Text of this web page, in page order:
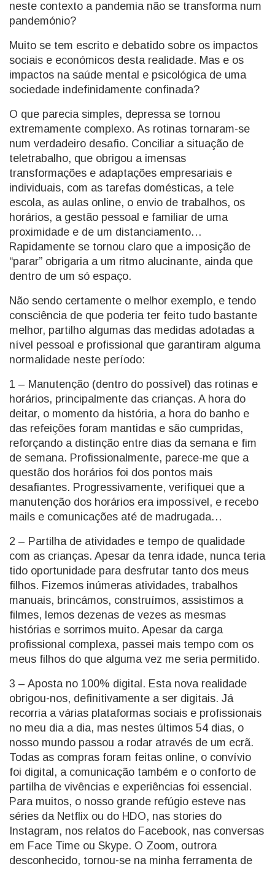
neste contexto a pandemia não se transforma num
pandemónio?
Muito se tem escrito e debatido sobre os impactos
sociais e económicos desta realidade. Mas e os
impactos na saúde mental e psicológica de uma
sociedade indefinidamente confinada?
O que parecia simples, depressa se tornou
extremamente complexo. As rotinas tornaram-se
num verdadeiro desafio. Conciliar a situação de
teletrabalho, que obrigou a imensas
transformações e adaptações empresariais e
individuais, com as tarefas domésticas, a tele
escola, as aulas online, o envio de trabalhos, os
horários, a gestão pessoal e familiar de uma
proximidade e de um distanciamento…
Rapidamente se tornou claro que a imposição de
“parar” obrigaria a um ritmo alucinante, ainda que
dentro de um só espaço.
Não sendo certamente o melhor exemplo, e tendo
consciência de que poderia ter feito tudo bastante
melhor, partilho algumas das medidas adotadas a
nível pessoal e profissional que garantiram alguma
normalidade neste período:
1 – Manutenção (dentro do possível) das rotinas e
horários, principalmente das crianças. A hora do
deitar, o momento da história, a hora do banho e
das refeições foram mantidas e são cumpridas,
reforçando a distinção entre dias da semana e fim
de semana. Profissionalmente, parece-me que a
questão dos horários foi dos pontos mais
desafiantes. Progressivamente, verifiquei que a
manutenção dos horários era impossível, e recebo
mails e comunicações até de madrugada…
2 – Partilha de atividades e tempo de qualidade
com as crianças. Apesar da tenra idade, nunca teria
tido oportunidade para desfrutar tanto dos meus
filhos. Fizemos inúmeras atividades, trabalhos
manuais, brincámos, construímos, assistimos a
filmes, lemos dezenas de vezes as mesmas
histórias e sorrimos muito. Apesar da carga
profissional complexa, passei mais tempo com os
meus filhos do que alguma vez me seria permitido.
3 – Aposta no 100% digital. Esta nova realidade
obrigou-nos, definitivamente a ser digitais. Já
recorria a várias plataformas sociais e profissionais
no meu dia a dia, mas nestes últimos 54 dias, o
nosso mundo passou a rodar através de um ecrã.
Todas as compras foram feitas online, o convívio
foi digital, a comunicação também e o conforto de
partilha de vivências e experiências foi essencial.
Para muitos, o nosso grande refúgio esteve nas
séries da Netflix ou do HDO, nas stories do
Instagram, nos relatos do Facebook, nas conversas
em Face Time ou Skype. O Zoom, outrora
desconhecido, tornou-se na minha ferramenta de